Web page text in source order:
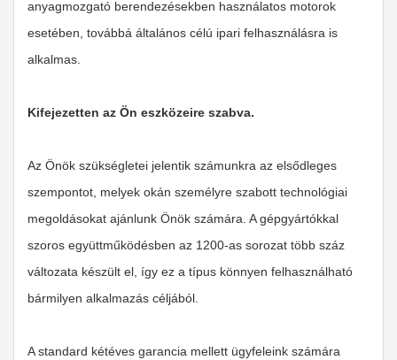
anyagmozgató berendezésekben használatos motorok
esetében, továbbá általános célú ipari felhasználásra is
alkalmas.
Kifejezetten az Ön eszközeire szabva.
Az Önök szükségletei jelentik számunkra az elsődleges
szempontot, melyek okán személyre szabott technológiai
megoldásokat ajánlunk Önök számára. A gépgyártókkal
szoros együttműködésben az 1200-as sorozat több száz
változata készült el, így ez a típus könnyen felhasználható
bármilyen alkalmazás céljából.
A standard kétéves garancia mellett ügyfeleink számára